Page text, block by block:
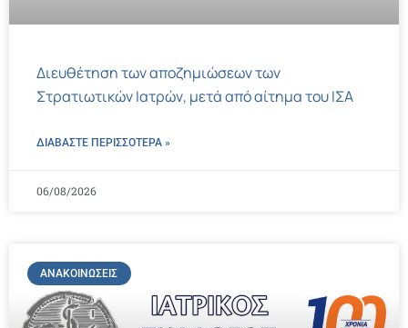
Διευθέτηση των αποζημιώσεων των
Στρατιωτικών Ιατρών, μετά από αίτημα του ΙΣΑ
ΔΙΑΒΑΣΤΕ ΠΕΡΙΣΣΌΤΕΡΑ »
06/08/2026
ΑΝΑΚΟΙΝΏΣΕΙΣ